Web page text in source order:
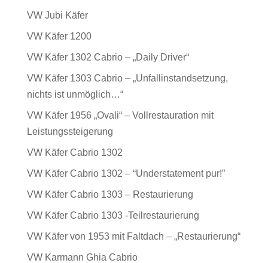
VW Jubi Käfer
VW Käfer 1200
VW Käfer 1302 Cabrio – „Daily Driver“
VW Käfer 1303 Cabrio – „Unfallinstandsetzung,
nichts ist unmöglich…“
VW Käfer 1956 „Ovali“ – Vollrestauration mit
Leistungssteigerung
VW Käfer Cabrio 1302
VW Käfer Cabrio 1302 – “Understatement pur!”
VW Käfer Cabrio 1303 – Restaurierung
VW Käfer Cabrio 1303 -Teilrestaurierung
VW Käfer von 1953 mit Faltdach – „Restaurierung“
VW Karmann Ghia Cabrio